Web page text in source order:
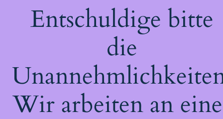
Entschuldige bitte
die
Wir arbeiten an